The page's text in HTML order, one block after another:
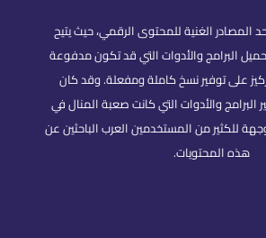
المصادر الغنية للمحتوى الرقمي، حيث يتيح
البرامج والأدوات التي قد تكون مدفوعة
على توفير نسخ كاملة ومفعلة. وقد كان
البرامج والأدوات التي كانت صعبة المنال في
للكثير من المستخدمين العرب الباحثين عن
هذه المحتويات.